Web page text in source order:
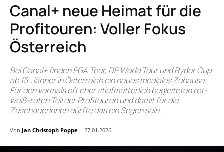
Canal+ neue Heimat für die
Profitouren: Voller Fokus
Österreich
Bei Canal+ finden PGA Tour, DP World Tour und Ryder Cup
ab 15. Jänner in Österreich ein neues mediales Zuhause.
Für den vormals oft eher stiefmütterlich begleiteten rot-
weiß-roten Teil der Profitouren und damit für die
ZuschauerInnen dürfte das ein Segen sein.
Von Jan Christoph Poppe 27.01.2026